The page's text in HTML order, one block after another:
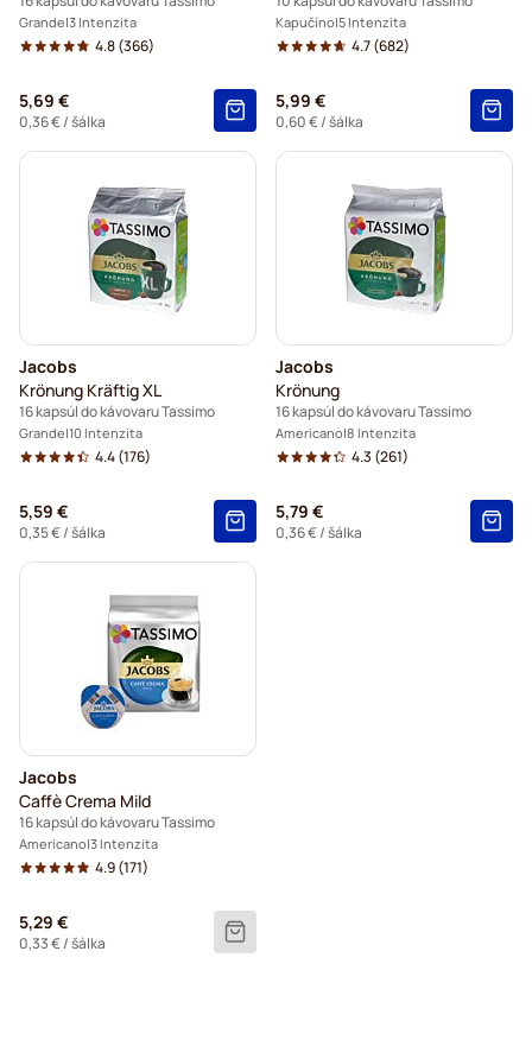
Grande 3 Intenzita
4.8(366)
5,69 €
0,36 €/ šálka
Kapučíno 5 Intenzita
4.7(682)
5,99 €
0,60 €/ šálka
Jacobs
Krönung Kräftig XL
16 kapsúl do kávovaru Tassimo
Grande 10 Intenzita
4.4(176)
5,59 €
0,35 €/ šálka
Jacobs
Krönung
16 kapsúl do kávovaru Tassimo
Americano 8 Intenzita
4.3 (261)
5,79 €
0,36 €/ šálka
Jacobs
Caffè Crema Mild
16 kapsúl do kávovaru Tassimo
Americano 3 Intenzita
4.9(171)
5,29 €
0,33 €/ šálka